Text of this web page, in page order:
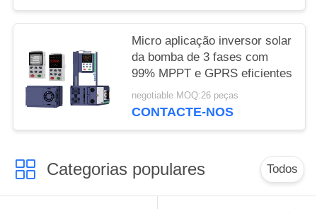
Micro aplicação inversor solar
da bomba de 3 fases com
99% MPPT e GPRS eficientes
negotiable MOQ:26 peças
CONTACTE-NOS
Categorias populares Todos